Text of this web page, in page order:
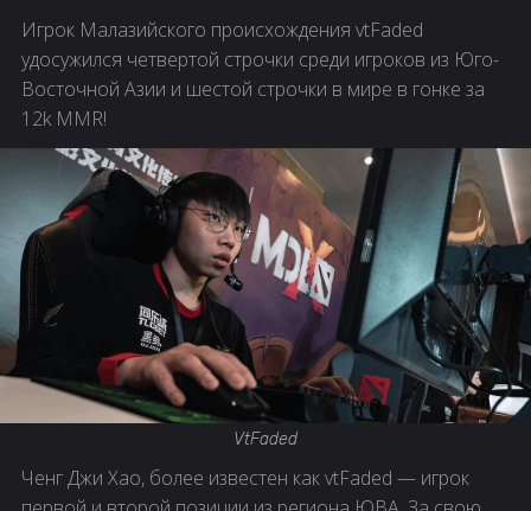
Игрок Малазийского происхождения vtFaded
удосужился четвертой строчки среди игроков из Юго-
Восточной Азии и шестой строчки в мире в гонке за
12k MMR!
VtFaded
Ченг Джи Хао, более известен как vtFaded — игрок